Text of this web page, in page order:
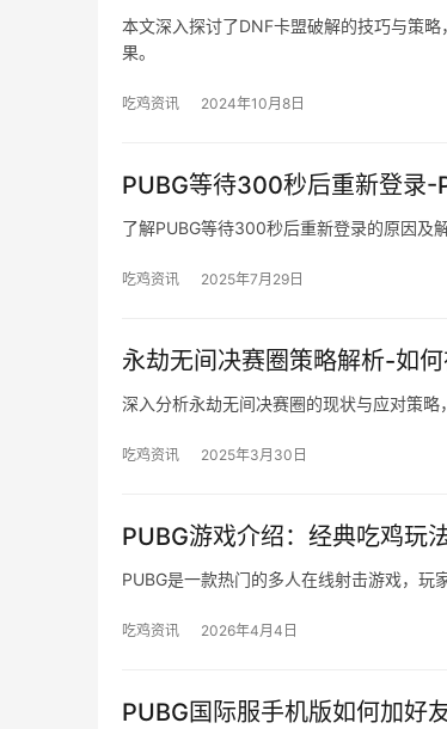
本文深入探讨了DNF卡盟破解的技巧与策
果。
吃鸡资讯 2024年10月8日
PUBG等待300秒后重新登录-
了解PUBG等待300秒后重新登录的原因及
吃鸡资讯 2025年7月29日
永劫无间决赛圈策略解析-如
深入分析永劫无间决赛圈的现状与应对策略
吃鸡资讯 2025年3月30日
PUBG游戏介绍：经典吃鸡玩
PUBG是一款热门的多人在线射击游戏，玩
吃鸡资讯 2026年4月4日
PUBG国际服手机版如何加好